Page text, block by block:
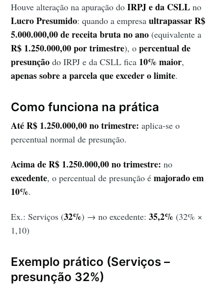
Houve alteração na apuração doIRPJ e da CSLL no
Lucro Presumido: quando a empresaultrapassar R$
5.000.000,00 de receita bruta no ano (equivalente a
R$ 1.250.000,00 por trimestre), opercentual de
presunção do IRPJ e da CSLL fica 10% maior,
apenas sobre a parcela que exceder o limite.
Como funciona na prática
Até R$ 1.250.000,00 no trimestre: aplica-se o
percentual normal de presunção.
Acima de R$ 1.250.000,00 no trimestre: no
excedente, o percentual de presunção émajorado em
10%.
Ex.: Serviços (32%) → no excedente:35,2% (32% ×
1,10)
Exemplo prático (Serviços –
presunção 32%)